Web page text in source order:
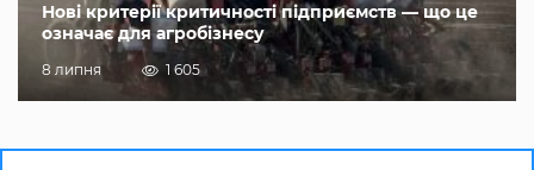
Нові критерії критичності підприємств — що це
означає для агробізнесу
8 липня 1 605